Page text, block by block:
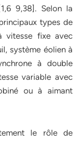
9,38]. Selon la
types de
vitesse fixe avec
système éolien à
à double
variable avec
ou à aimant
le rôle de